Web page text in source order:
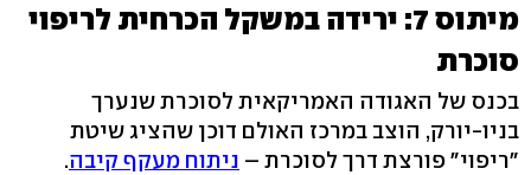
מיתוס 7: ירידה במשקל הכרחית לריפוי
סוכרת
בכנס של האגודה האמריקאית לסוכרת שנערך
בניו-יורק, הוצב במרכז האולם דוכן שהציג שיטת
"ריפוי" פורצת דרך לסוכרת – ניתוח מעקף קיבה.